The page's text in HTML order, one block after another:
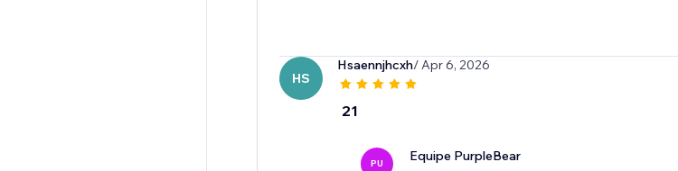
HS
Hsaennjhcxh/ Apr 6, 2026
21
PU Equipe PurpleBear